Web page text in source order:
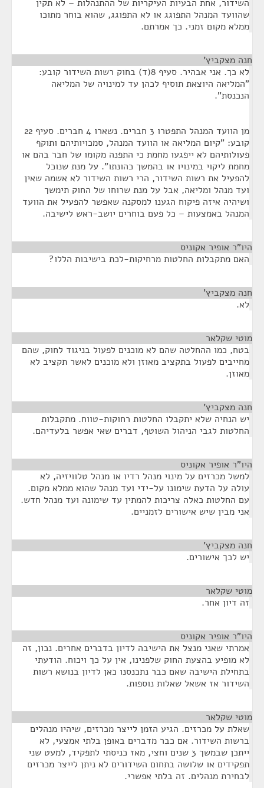
השידור, אחת הבעיות העיקריות של ההתנהלות – לא תקין
שהוועד המנהל התפוגג או לא התפוגג, שהוא בוחר מתוכו
ממלא מקום זמני. כך אמרתם.
חנה מצקביץ'
לא כך. אני אבהיר. סעיף 8(ד) בחוק רשות השידור קובע:
"המליאה היוצאת תוסיף לכהן עד למינויה של המליאה
הנכנסת".
מן הוועד המנהל התפטרו 3 חברים. נשארו 4 חברים. סעיף 22
קובע: "קיום המליאה או הוועד המנהל, סמכויותיהם ותוקף
פעולותיהם לא ייפגעו מחמת כי התפנה מקומו של חבר בהם או
מחמת ליקוי במינויו או בהמשך כהונתו". על מנת שנוכל
להפעיל את רשות השידור, הרי רשות השידור לא אשמה שאין
ועד מנהל ומליאה, אבל על מנת שרוחו של החוק תימשך
ושיהיה איזה פיקוח הגענו למסקנה שאפשר להפעיל את הוועד
המנהל באמצעות – כל פעם בוחרים יושב-ראש לישיבה.
היו"ר אופיר אקוניס
האם מתקבלות החלטות מרחיקות-לכת בישיבות הללו?
חנה מצקביץ'
לא.
מוטי שקלאר
בטח, כמו ההחלטה שהם לא מוכנים לפעול בניגוד לחוק, שהם
מחייבים לפעול בתקציב מאוזן ולא מוכנים לאשר תקציב לא
מאוזן.
חנה מצקביץ'
יש הנחיה שלא יתקבלו החלטות רחוקות-טווח. מתקבלות
החלטות לגבי הניהול השוטף, דברים שאי אפשר בלעדיהם.
היו"ר אופיר אקוניס
למשל מכרזים על מינוי מנהל רדיו או מנהל טלוויזיה, לא
עולה על הדעת שימונו על-ידי ועד מנהל שהוא ממלא מקום.
עם החלטות כאלה צריכות להמתין עד שימונה ועד מנהל חדש.
אני מבין שיש אישורים לזמניים.
חנה מצקביץ'
יש לכך אישורים.
מוטי שקלאר
זה דיון אחר.
היו"ר אופיר אקוניס
אמרתי שאני מנצל את הישיבה לדיון בדברים אחרים. נכון, זה
לא מופיע בהצעת החוק שלפנינו, אין על כך ויכוח. הודעתי
בתחילת הישיבה שאם כבר נתכנסנו כאן לדיון בנושא רשות
השידור אז אשאל שאלות נוספות.
מוטי שקלאר
שאלת על מכרזים. הגיע הזמן לייצר מכרזים, שיהיו מנהלים
ברשות השידור. אם כבר מדברים באופן בלתי אמצעי, לא
ייתכן שבמשך 3 שנים וחצי, מאז כניסתי לתפקיד, למעט שני
תפקידים או שלושה בתחום השידורים לא ניתן לייצר מכרזים
לבחירת מנהלים. זה בלתי אפשרי.